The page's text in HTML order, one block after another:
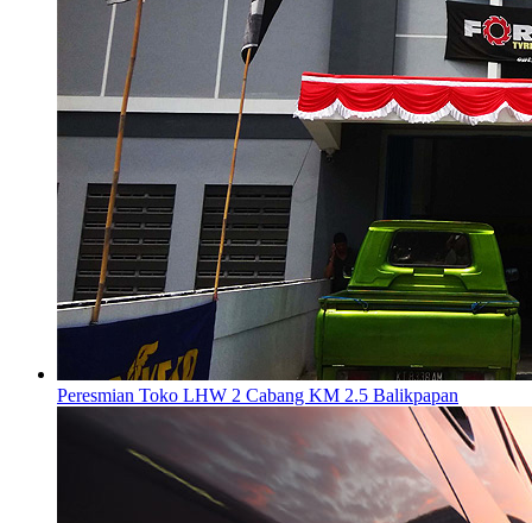
Peresmian Toko LHW 2 Cabang KM 2.5 Balikpapan